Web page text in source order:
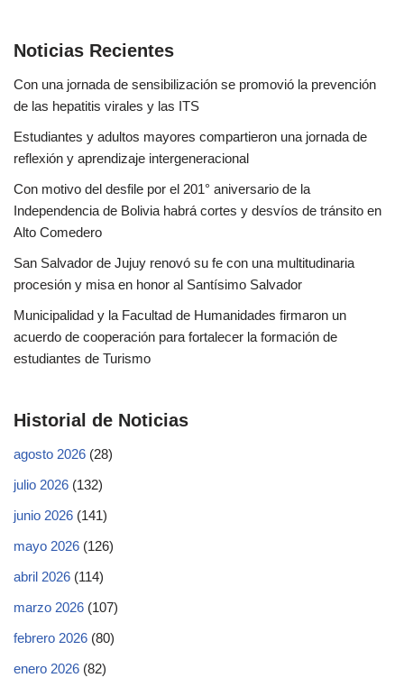
Noticias Recientes
Con una jornada de sensibilización se promovió la prevención
de las hepatitis virales y las ITS
Estudiantes y adultos mayores compartieron una jornada de
reflexión y aprendizaje intergeneracional
Con motivo del desfile por el 201° aniversario de la
Independencia de Bolivia habrá cortes y desvíos de tránsito en
Alto Comedero
San Salvador de Jujuy renovó su fe con una multitudinaria
procesión y misa en honor al Santísimo Salvador
Municipalidad y la Facultad de Humanidades firmaron un
acuerdo de cooperación para fortalecer la formación de
estudiantes de Turismo
Historial de Noticias
agosto 2026 (28)
julio 2026 (132)
junio 2026 (141)
mayo 2026 (126)
abril 2026 (114)
marzo 2026 (107)
febrero 2026 (80)
enero 2026 (82)